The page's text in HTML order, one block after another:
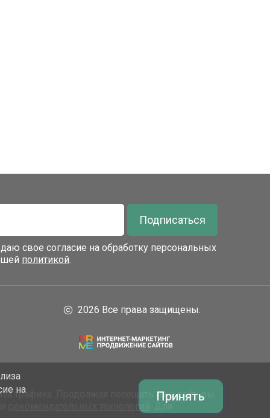
Подписаться
свое согласие на обработку персональных
политикой.
2026 Все права защищены.
трафика. Продолжая посещать наш сайт, вы
рекомендательных технологий
. Для
на
Принять